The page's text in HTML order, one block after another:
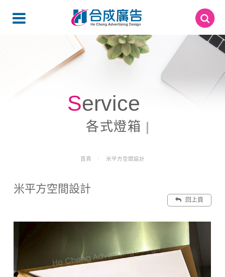
Service
各式燈箱
首頁 米平方空間設計
米平方空間設計
回上頁